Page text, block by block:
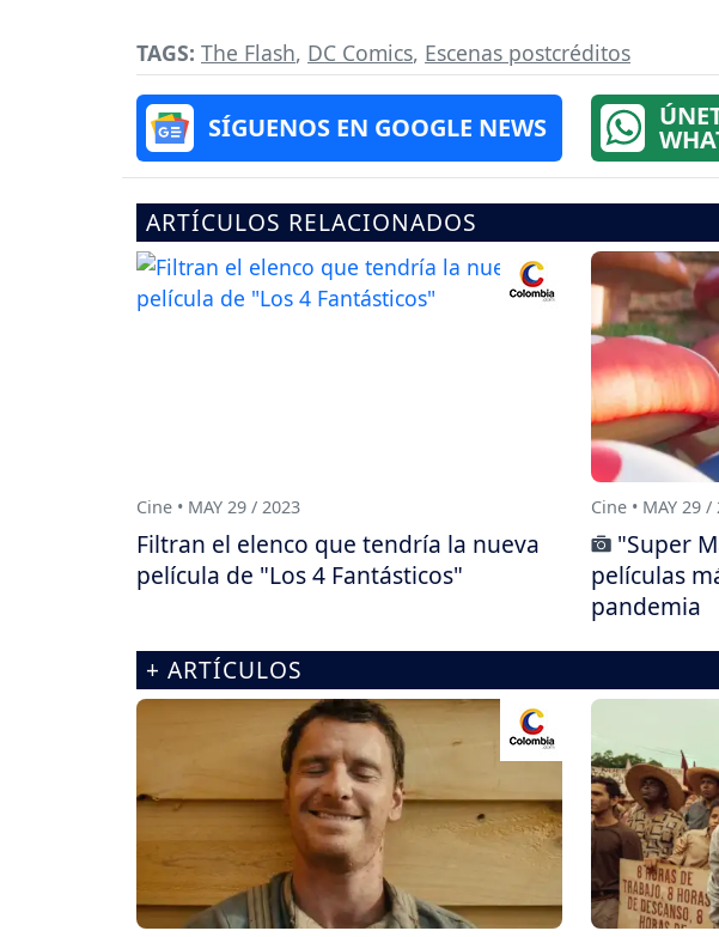
TAGS: The Flash, DC Comics, Escenas postcréditos
SÍGUENOS EN GOOGLE NEWS
ARTÍCULOS RELACIONADOS
Cine • MAY 29 / 2023
Filtran el elenco que tendría la nueva
película de "Los 4 Fantásticos"
Cine • MAY 29 /
"Super
películas
pandemia
+ ARTÍCULOS